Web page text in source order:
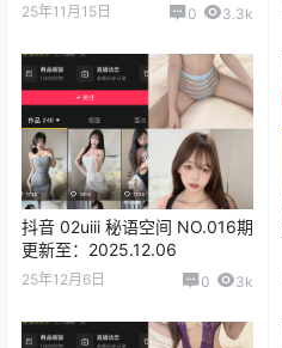
25年11月15日 0 3.3k
抖音 02uiii 秘语空间 NO.016期
更新至：2025.12.06
25年12月6日 0 3k